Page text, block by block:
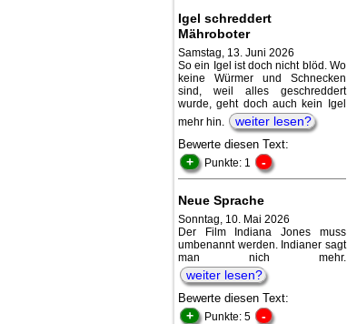
Igel schreddert
Mähroboter
Samstag, 13. Juni 2026
So ein Igel ist doch nicht blöd. Wo
keine Würmer und Schnecken
sind, weil alles geschreddert
wurde, geht doch auch kein Igel
mehr hin.
weiter lesen?
Bewerte diesen Text:
+ Punkte: 1 -
Neue Sprache
Sonntag, 10. Mai 2026
Der Film Indiana Jones muss
umbenannt werden. Indianer sagt
man nich mehr.
weiter lesen?
Bewerte diesen Text:
+ Punkte: 5 -